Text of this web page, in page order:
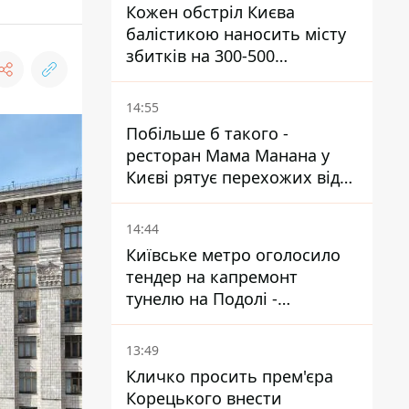
Кожен обстріл Києва
балістикою наносить місту
збитків на 300-500
мільйонів - Петро
Пантелеєв
14:55
Побільше б такого -
ресторан Мама Манана у
Києві рятує перехожих від
спеки
14:44
Київське метро оголосило
тендер на капремонт
тунелю на Подолі -
триватиме майже два роки
13:49
Кличко просить прем'єра
Корецького внести